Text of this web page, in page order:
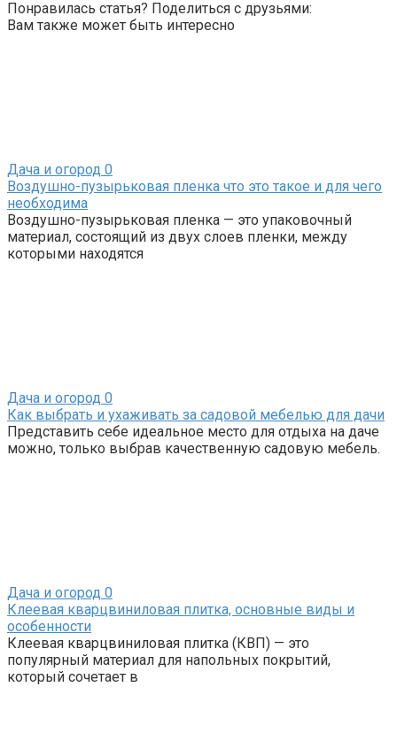
Понравилась статья? Поделиться с друзьями:
Вам также может быть интересно
Дача и огород 0
Воздушно-пузырьковая пленка что это такое и для чего
необходима
Воздушно-пузырьковая пленка — это упаковочный
материал, состоящий из двух слоев пленки, между
которыми находятся
Дача и огород 0
Как выбрать и ухаживать за садовой мебелью для дачи
Представить себе идеальное место для отдыха на даче
можно, только выбрав качественную садовую мебель.
Дача и огород 0
Клеевая кварцвиниловая плитка, основные виды и
особенности
Клеевая кварцвиниловая плитка (КВП) — это
популярный материал для напольных покрытий,
который сочетает в